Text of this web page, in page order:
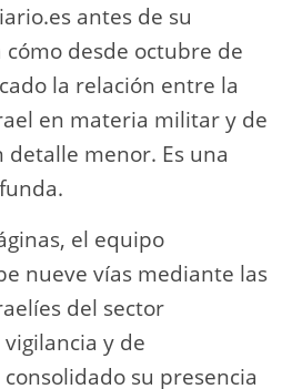
antes de su
desde octubre de
la relación entre la
en materia militar y de
detalle menor. Es una
el equipo
nueve vías mediante las
del sector
y de
su presencia